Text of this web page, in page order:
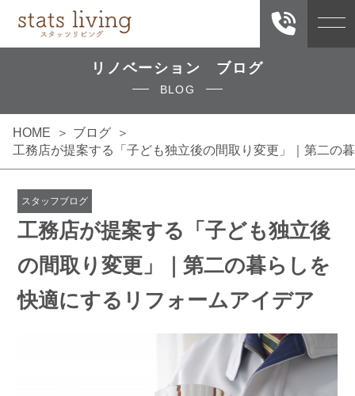
リノベーション ブログ
BLOG
HOME
ブログ
工務店が提案する「子ども独立後の間取り変更」｜第二の
スタッフブログ
工務店が提案する「子ども独立後
の間取り変更」｜第二の暮らしを
快適にするリフォームアイデア